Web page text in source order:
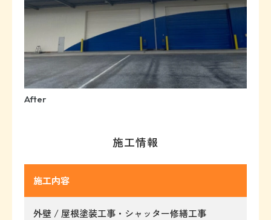
After
施工情報
施工内容
外壁 / 屋根塗装工事・シャッター修繕工事